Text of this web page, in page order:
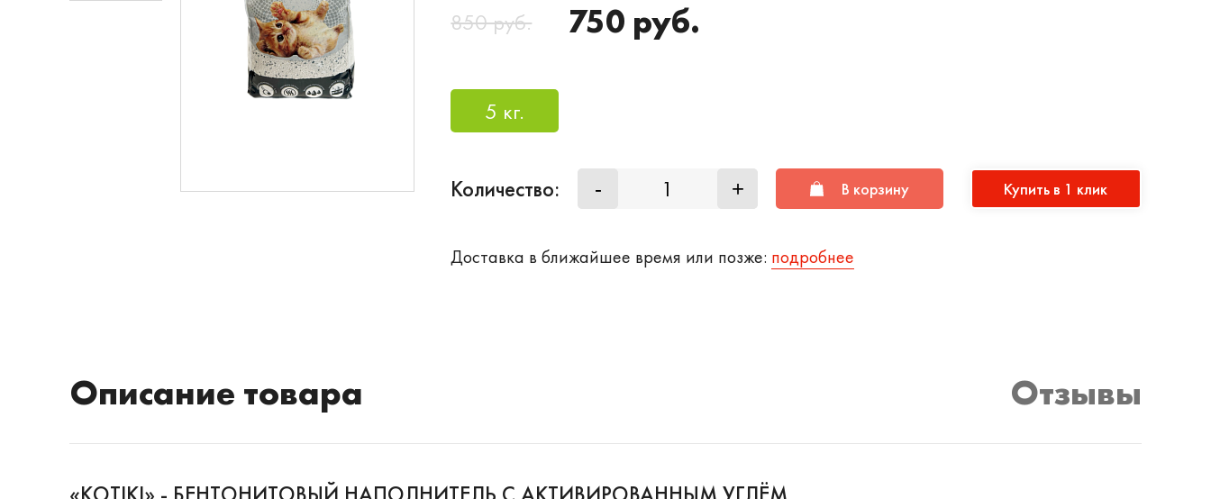
850 руб. 750 руб.
5 кг.
Количество: - + В корзину Купить в 1 клик
Доставка в ближайшее время или позже: подробнее
Описание товара Отзывы